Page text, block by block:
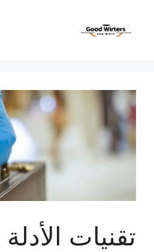
المحتوى
تقنيات الأدلة